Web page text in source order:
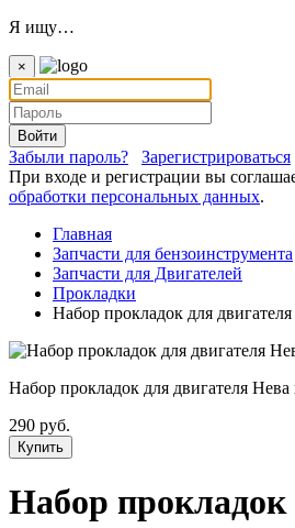
Я ищу…
×
Войти
Забыли пароль?
Зарегистрироваться
При входе и регистрации вы
обработки персональных данных.
Главная
Запчасти для бензоинструмента
Запчасти для Двигателей
Прокладки
Набор прокладок для
Набор прокладок для двигателя Нева
290 руб.
Купить
Набор прокладок